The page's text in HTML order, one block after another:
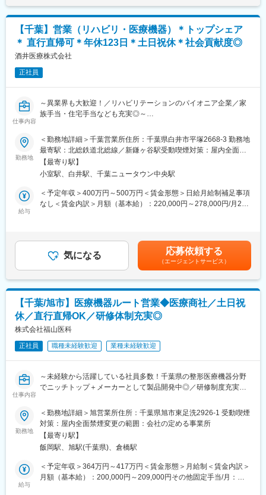
■当社について
医療現場から求められる手術台や手術用器具、ケガの治療器具と
いった医療器具を企画・製造・販売。1946年の創業以来、「メー
カー」と「商社」の機能を併せ持ち、医療業界を支えておりま
す。
■業務詳細
＜PC・デバイス管理、キッティング＞
◇PC・スマホなどのキッティング／セットアップ／配備
＜ヘルプデスク＞
◇社内からのIT関連の問合せ対応
＜サーバー運用・保守・管理＞
◇社内サーバーの運用／保守／監視／障害対応
＜ネットワークの運用・保守＞
◇社内ネットワークの運用／保守／監視
◇ネットワーク機器の管理
＜IT関連の契約・ベンダー管理＞
◇ベンダーとの折衝／契約内容の確認
年齢や年次を問わず、頑張り・成果をしっかり評価・還元いたし
ます。
メンバー→主任→課長と着実にステップアップ・収入アップもで
きる環境です。
■当社について
1935年創業、医療機器メーカーとして主に肺や呼吸器の機能にま
つわる医療機器の企画・製造・販売や輸入・販売事業を展開して
います。
社歴や年齢・役職などに関係なく、良い意見・アイデアは採用さ
れやすいことが当社の特徴。仕事を進める上で気になった点や改
変更の範囲：会社の定める業務
含めた表記です。
【千葉】営業（リハビリ・医療機器）＊トップシェア
＊ 直行直帰可＊年休123日＊土日祝休＊社会貢献度◎
酒井医療株式会社
正社員
仕事内容
～異業界も大歓迎！／リハビリテーションのパイオニア企業／家
族手当・住宅手当なども充実◎～
【概要】
病院・介護施設・大学等に対して同社の機器の提案や販売を行っ
ていただきます。お客様のニーズヒアリング、施設の課題解決に
向けた改善策のご提案なども行います。
【業務詳細】
お客様の課題解決を目指す提案型営業です。
医療介護機器製品のリプレイスが必要な既存顧客、他社製品を使
増えているため新規営業も増加しています。
■製品詳細
（2）リハビリテーション機器…創業以来1世紀以上にわたり製造
販売してい ます。疾患治療以外にトレーニングによる再発防止指
導も行っています。
入社後はご経験に応じた基礎的な業界・製品知識や営業スタイル
などの研修を通じ、理解を深めていただき、その後先輩社員との
＊異業界出身の方も多く活躍中です！
5名のメンバーがおります。
【働き方について】
19:45にPCが強制シャットダウンする仕様となっており、残業抑
【キャリアについて】
勤務地
＜勤務地詳細＞千葉営業所住所：千葉県白井市平塚2668-3 勤務地
最寄駅：北総鉄道北総線／新鎌ヶ谷駅受動喫煙対策：屋内全面禁
煙【最寄り駅】
小室駅、白井駅、千葉ニュータウン中央駅
給与
＜予定年収＞400万円～500万円＜賃金形態＞日給月給制補足事項
なし＜賃金内訳＞月額（基本給）：220,000円～278,000円/月20
有＜残業手当＞有＜給与補足＞※上記年収は固定残業代を含みま
す。※ご経験・スキルに応じ規定により決定いたします。■昇給：
年1回■賞与：年2回賃金はあくまでも目安の金額であり、選考を
通じて上下する可能性があります。月給(月額)は固定手当を含めた
表記です。
気になる 応募依頼する
（エージェントサービス）
【千葉/旭市】医療機器ルート営業◆医療商社／土日祝
休／直行直帰OK／研修体制充実◎
株式会社福山医科
正社員 職種未経験歓迎 業種未経験歓迎
仕事内容
～未経験から活躍している社員多数！千葉県の整形医療機器分野
でニッチトップ＋メーカーとして製品開発中◎／研修制度充実／
■業務概要
すでにお取引がある病院に対して、手術の器具を届けるルート営
業です。
社内には未経験から入社している人が多く、
医師や患者様を間接的に助けることができやりがいを感じること
ができるお仕事です。
ドクターお一人おひとりにしっかり寄り添い、長くお付き合いで
勤務地
＜勤務地詳細＞旭営業所住所：千葉県旭市東足洗2926-1 受動喫煙
対策：屋内全面禁煙変更の範囲：会社の定める事業所
【最寄り駅】
飯岡駅、旭駅(千葉県)、倉橋駅
給与
＜予定年収＞364万円～417万円＜賃金形態＞月給制＜賃金内訳＞
月額（基本給）：200,000円～209,000円その他固定手当/月：